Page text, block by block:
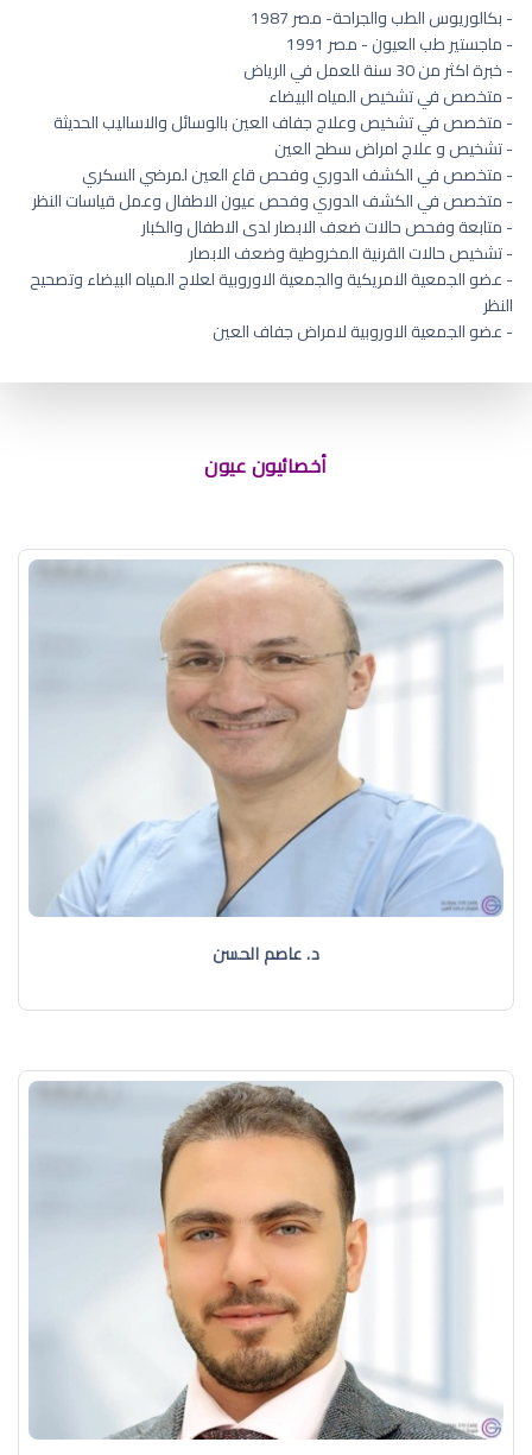
- بكالوريوس الطب والجراحة- مصر 1987
- ماجستير طب العيون - مصر 1991
- خبرة اكثر من 30 سنة للعمل في الرياض
- متخصص في تشخيص المياه البيضاء
- متخصص في تشخيص وعلاج جفاف العين بالوسائل والاساليب الحديثة
- تشخيص و علاج امراض سطح العين
- متخصص في الكشف الدوري وفحص قاع العين لمرضي السكري
- متخصص في الكشف الدوري وفحص عيون الاطفال وعمل قياسات النظر
- متابعة وفحص حالات ضعف الابصار لدى الاطفال والكبار
- تشخيص حالات القرنية المخروطية وضعف الابصار
- عضو الجمعية الامريكية والجمعية الاوروبية لعلاج المياه البيضاء وتصحيح
النظر
- عضو الجمعية الاوروبية لامراض جفاف العين
أخصائيون عيون
د. عاصم الحسن